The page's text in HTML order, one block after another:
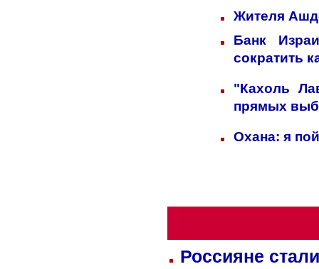
Жителя
Банк
сократить
"Кахоль
прямых
Охана: я
Россияне